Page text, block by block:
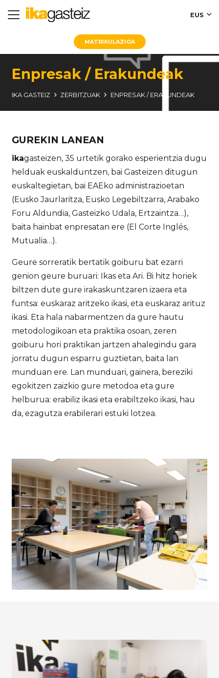
EUS
MATRIKULAZIOA
Enpresak / Erakundeak
IKA GASTEIZ ZERBITZUAK ENPRESAK / ERAKUNDEAK
GUREKIN LANEAN
ikagasteizen, 35 urtetik gorako esperientzia dugu
helduak euskalduntzen, bai Gasteizen ditugun
euskaltegietan, bai EAEko administrazioetan
(Eusko Jaurlaritza, Eusko Legebiltzarra, Arabako
Foru Aldundia, Gasteizko Udala, Ertzaintza…),
baita hainbat enpresatan ere (El Corte Inglés,
Mutualia…).
Geure sorreratik bertatik goiburu bat ezarri
genion geure buruari: Ikas eta Ari. Bi hitz horiek
biltzen dute gure irakaskuntzaren izaera eta
funtsa: euskaraz aritzeko ikasi, eta euskaraz arituz
ikasi. Eta hala nabarmentzen da gure hautu
metodologikoan eta praktika osoan, zeren
goiburu hori praktikan jartzen ahalegindu gara
jorratu dugun esparru guztietan, baita lan
munduan ere. Lan munduari, gainera, bereziki
egokitzen zaizkio gure metodoa eta gure
helburua: erabiliz ikasi eta erabiltzeko ikasi, hau
da, ezagutza erabilerari estuki lotzea.